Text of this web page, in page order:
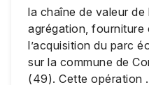
la chaîne de valeur de
agrégation, fourniture
l’acquisition du parc
sur la commune de
(49). Cette opération